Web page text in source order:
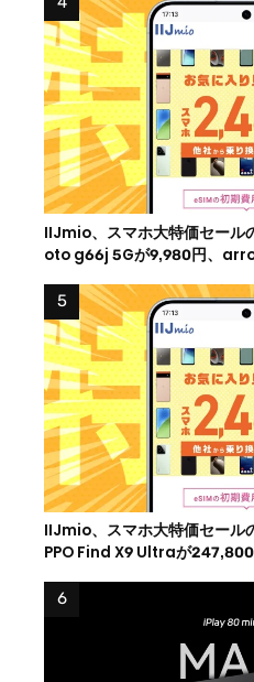
IIJmio、スマホ大特価セール
oto g66j 5Gが9,980円、
IIJmio、スマホ大特価セール
PPO Find X9 Ultraが